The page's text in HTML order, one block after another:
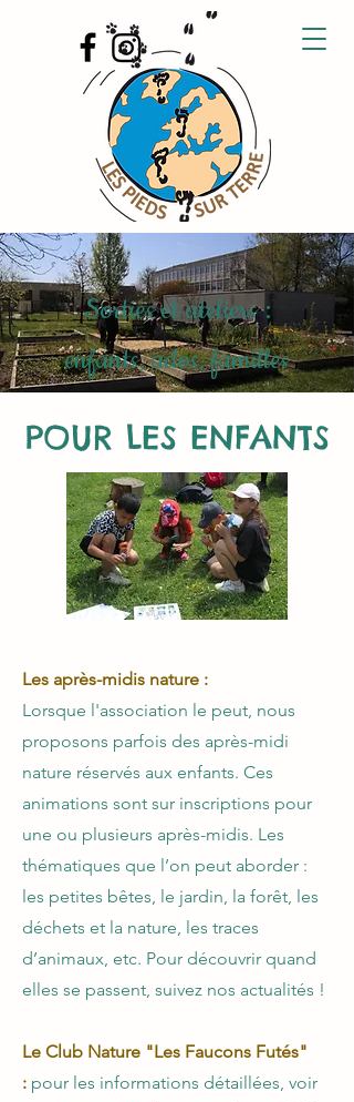
Sorties et ateliers :
enfants, ados, familles
POUR LES ENFANTS
Les après-midis nature :
Lorsque l'association le peut, nous
proposons parfois des après-midi
nature réservés aux enfants. Ces
animations sont sur inscriptions pour
une ou plusieurs après-midis. Les
thématiques que l’on peut aborder :
les petites bêtes, le jardin, la forêt, les
déchets et la nature, les traces
d’animaux, etc. Pour découvrir quand
elles se passent, suivez nos actualités !
Le Club Nature "Les Faucons Futés"
: pour les informations détaillées, voir